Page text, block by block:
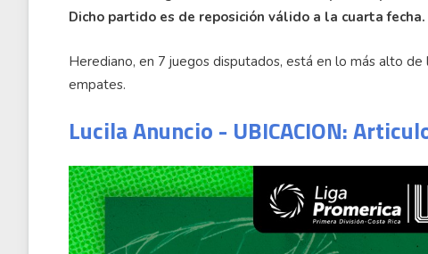
Dicho partido es de reposición válido a la cuarta fecha.
Herediano, en 7 juegos disputados, está en lo más alto
empates.
Lucila Anuncio - UBICACION: